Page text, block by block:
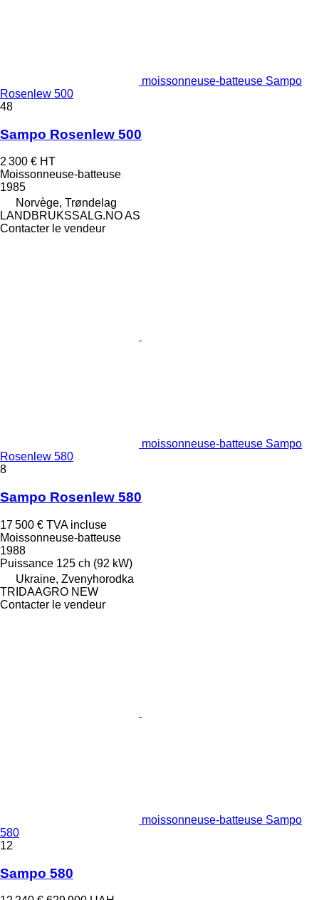
moissonneuse-batteuse Sampo
Rosenlew 500
48
Sampo Rosenlew 500
2 300 € HT
Moissonneuse-batteuse
1985
Norvège, Trøndelag
LANDBRUKSSALG.NO AS
Contacter le vendeur
moissonneuse-batteuse Sampo
Rosenlew 580
8
Sampo Rosenlew 580
17 500 € TVA incluse
Moissonneuse-batteuse
1988
Puissance 125 ch (92 kW)
Ukraine, Zvenyhorodka
TRIDAAGRO NEW
Contacter le vendeur
moissonneuse-batteuse Sampo
580
12
Sampo 580